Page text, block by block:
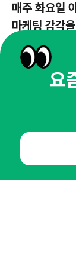
매주 화요일
마케팅 감각
뉴스레터 구독하기
오픈애즈란
요